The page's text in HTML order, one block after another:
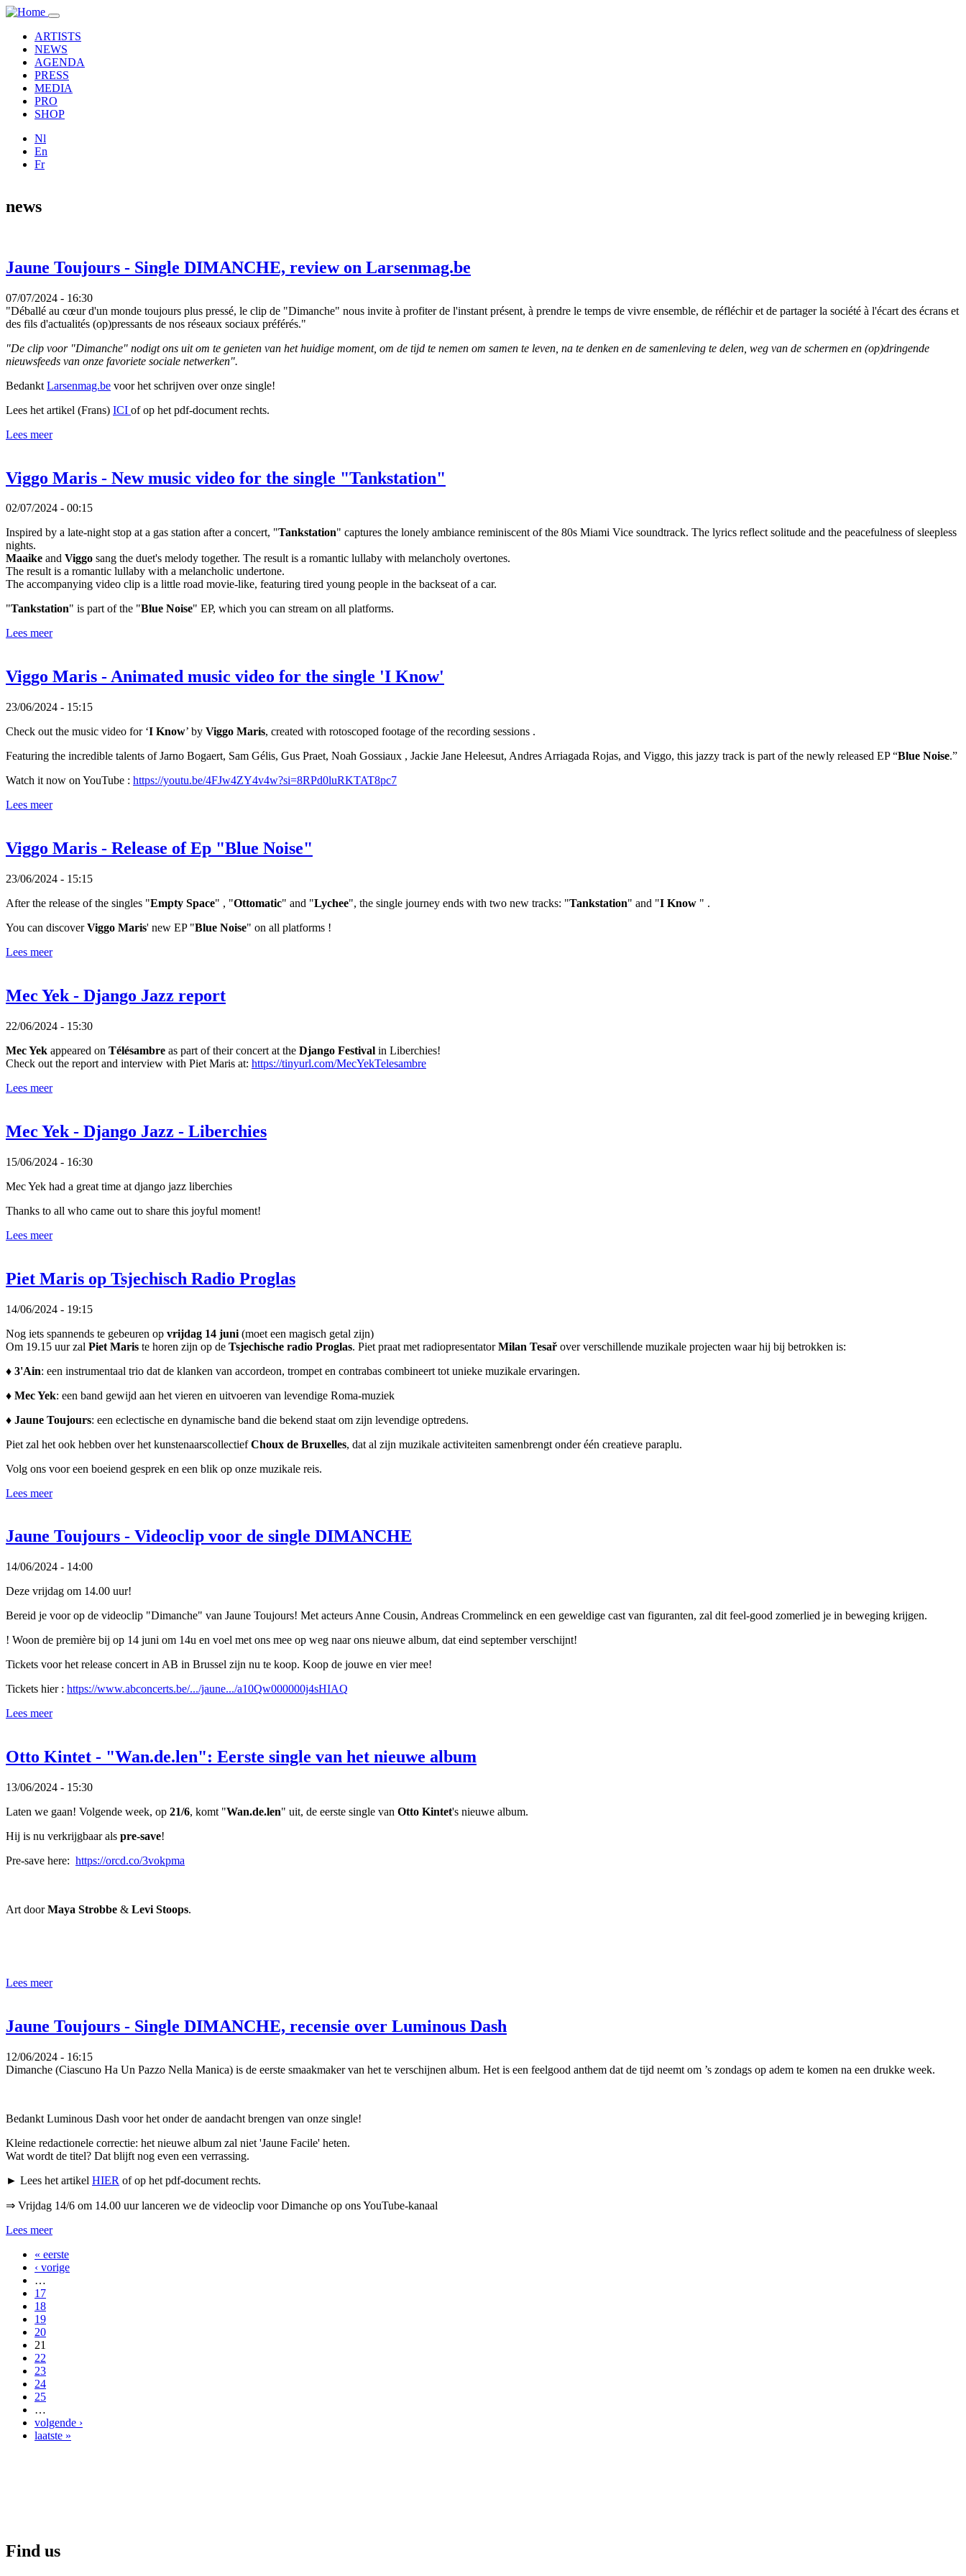
Overslaan en naar de inhoud gaan
Toggle
navigation
ARTISTS
NEWS
AGENDA
PRESS
MEDIA
PRO
SHOP
Nl
En
Fr
news
Jaune Toujours - Single DIMANCHE, review on Larsenmag.be
07/07/2024 - 16:30
"Déballé au cœur d'un monde toujours plus pressé, le clip de "Dimanche" nous invite à profiter de l'instant présent, à prendre le temps de vivre ensemble, de réfléchir et de partager la société à l'écart des écrans et
des fils d'actualités (op)pressants de nos réseaux sociaux préférés."
"De clip voor "Dimanche" nodigt ons uit om te genieten van het huidige moment, om de tijd te nemen om samen te leven, na te denken en de samenleving te delen, weg van de schermen en (op)dringende
nieuwsfeeds van onze favoriete sociale netwerken".
Bedankt Larsenmag.be voor het schrijven over onze single!
Lees het artikel (Frans) ICI of op het pdf-document rechts.
Lees meer
Viggo Maris - New music video for the single "Tankstation"
02/07/2024 - 00:15
Inspired by a late-night stop at a gas station after a concert, "Tankstation" captures the lonely ambiance reminiscent of the 80s Miami Vice soundtrack. The lyrics reflect solitude and the peacefulness of sleepless
nights.
Maaike and Viggo sang the duet's melody together. The result is a romantic lullaby with melancholy overtones.
The result is a romantic lullaby with a melancholic undertone.
The accompanying video clip is a little road movie-like, featuring tired young people in the backseat of a car.
"Tankstation" is part of the "Blue Noise" EP, which you can stream on all platforms.
Lees meer
Viggo Maris - Animated music video for the single 'I Know'
23/06/2024 - 15:15
Check out the music video for ‘I Know’ by Viggo Maris, created with rotoscoped footage of the recording sessions .
Featuring the incredible talents of Jarno Bogaert, Sam Gélis, Gus Praet, Noah Gossiaux , Jackie Jane Heleesut, Andres Arriagada Rojas, and Viggo, this jazzy track is part of the newly released EP “Blue Noise.”
Watch it now on YouTube : https://youtu.be/4FJw4ZY4v4w?si=8RPd0luRKTAT8pc7
Lees meer
Viggo Maris - Release of Ep "Blue Noise"
23/06/2024 - 15:15
After the release of the singles "Empty Space" , "Ottomatic" and "Lychee", the single journey ends with two new tracks: "Tankstation" and "I Know " .
You can discoverViggo Maris' new EP "Blue Noise" on all platforms !
Lees meer
Mec Yek - Django Jazz report
22/06/2024 - 15:30
Mec Yek appeared on Télésambre as part of their concert at the Django Festival in Liberchies!
Check out the report and interview with Piet Maris at: https://tinyurl.com/MecYekTelesambre
Lees meer
Mec Yek - Django Jazz - Liberchies
15/06/2024 - 16:30
Mec Yek had a great time at django jazz liberchies
Thanks to all who came out to share this joyful moment!
Lees meer
Piet Maris op Tsjechisch Radio Proglas
14/06/2024 - 19:15
Nog iets spannends te gebeuren op vrijdag 14 juni (moet een magisch getal zijn)
Om 19.15 uur zal Piet Maris te horen zijn op de Tsjechische radio Proglas. Piet praat met radiopresentatorMilan Tesař over verschillende muzikale projecten waar hij bij betrokken is:
♦ 3'Ain: een instrumentaal trio dat de klanken van accordeon, trompet en contrabas combineert tot unieke muzikale ervaringen.
♦ Mec Yek: een band gewijd aan het vieren en uitvoeren van levendige Roma-muziek
♦ Jaune Toujours: een eclectische en dynamische band die bekend staat om zijn levendige optredens.
Piet zal het ook hebben over het kunstenaarscollectiefChoux de Bruxelles, dat al zijn muzikale activiteiten samenbrengt onder één creatieve paraplu.
Volg ons voor een boeiend gesprek en een blik op onze muzikale reis.
Lees meer
Jaune Toujours - Videoclip voor de single DIMANCHE
14/06/2024 - 14:00
Deze vrijdag om 14.00 uur!
Bereid je voor op de videoclip "Dimanche" van Jaune Toujours! Met acteurs Anne Cousin, Andreas Crommelinck en een geweldige cast van figuranten, zal dit feel-good zomerlied je in beweging krijgen.
! Woon de première bij op 14 juni om 14u en voel met ons mee op weg naar ons nieuwe album, dat eind september verschijnt!
Tickets voor het release concert in AB in Brussel zijn nu te koop. Koop de jouwe en vier mee!
Tickets hier : https://www.abconcerts.be/.../jaune.../a10Qw000000j4sHIAQ
Lees meer
Otto Kintet - "Wan.de.len": Eerste single van het nieuwe album
13/06/2024 - 15:30
Laten we gaan! Volgende week, op 21/6, komt "Wan.de.len" uit, de eerste single van Otto Kintet's nieuwe album.
Hij is nu verkrijgbaar als pre-save!
Pre-save here: https://orcd.co/3vokpma
Art doorMaya Strobbe & Levi Stoops.
Lees meer
Jaune Toujours - Single DIMANCHE, recensie over Luminous Dash
12/06/2024 - 16:15
Dimanche (Ciascuno Ha Un Pazzo Nella Manica) is de eerste smaakmaker van het te verschijnen album. Het is een feelgood anthem dat de tijd neemt om ’s zondags op adem te komen na een drukke week.
Bedankt Luminous Dash voor het onder de aandacht brengen van onze single!
Kleine redactionele correctie: het nieuwe album zal niet 'Jaune Facile' heten.
Wat wordt de titel? Dat blijft nog even een verrassing.
► Lees het artikel HIER of op het pdf-document rechts.
⇒ Vrijdag 14/6 om 14.00 uur lanceren we de videoclip voor Dimanche op ons YouTube-kanaal
Lees meer
« eerste
‹ vorige
…
17
18
19
20
21
22
23
24
25
…
volgende ›
laatste »
Find us